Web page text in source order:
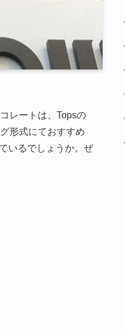
レートは、Topsの
形式にておすすめ
いるでしょうか。ぜ